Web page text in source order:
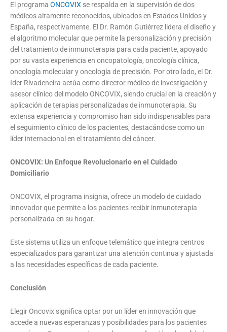
El programa ONCOVIX se respalda en la supervisión de dos
médicos altamente reconocidos, ubicados en Estados Unidos y
España, respectivamente. El Dr. Ramón Gutiérrez lidera el diseño y
el algoritmo molecular que permite la personalización y precisión
del tratamiento de inmunoterapia para cada paciente, apoyado
por su vasta experiencia en oncopatología, oncología clínica,
oncología molecular y oncología de precisión. Por otro lado, el Dr.
Ider Rivadeneira actúa como director médico de investigación y
asesor clínico del modelo ONCOVIX, siendo crucial en la creación y
aplicación de terapias personalizadas de inmunoterapia. Su
extensa experiencia y compromiso han sido indispensables para
el seguimiento clínico de los pacientes, destacándose como un
líder internacional en el tratamiento del cáncer.
ONCOVIX: Un Enfoque Revolucionario en el Cuidado
Domiciliario
ONCOVIX, el programa insignia, ofrece un modelo de cuidado
innovador que permite a los pacientes recibir inmunoterapia
personalizada en su hogar.
Este sistema utiliza un enfoque telemático que integra centros
especializados para garantizar una atención continua y ajustada
a las necesidades específicas de cada paciente.
Conclusión
Elegir Oncovix significa optar por un líder en innovación que
accede a nuevas esperanzas y posibilidades para los pacientes